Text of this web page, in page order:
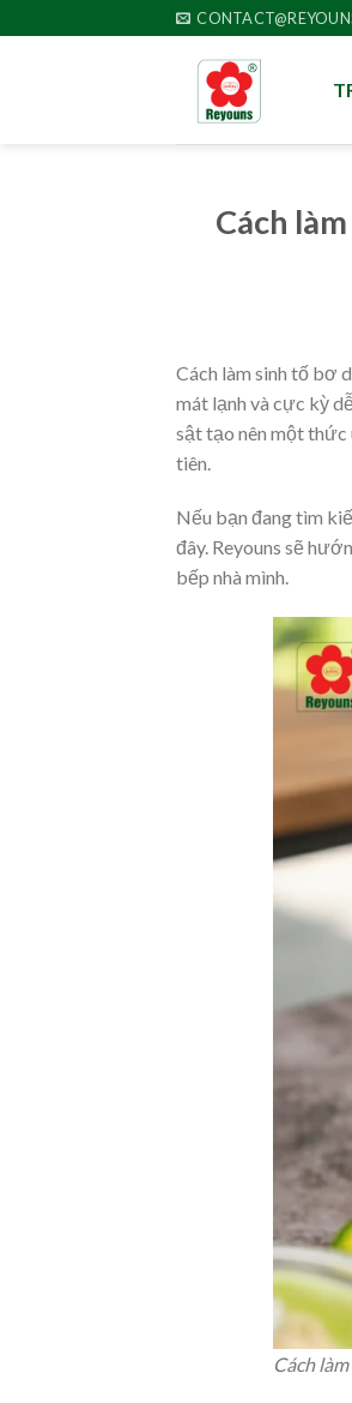
to
Cách
Cách làm sinh tố bơ
mát lạnh và cực kỳ
sật tạo nên một thức
tiên.
Nếu bạn đang tìm
đây. Reyouns sẽ
bếp nhà mình.
Cách